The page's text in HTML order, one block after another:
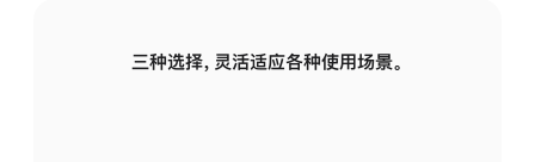
三种选择，灵活适应各种使用场景。